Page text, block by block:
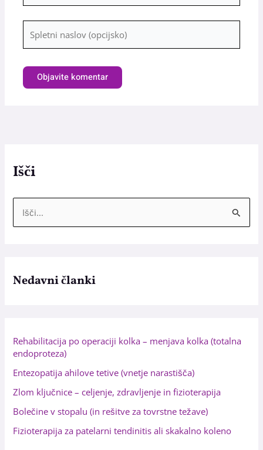
naslov
Išči
n
a
:
Nedavni članki
Rehabilitacija po operaciji kolka – menjava kolka (totalna
endoproteza)
Entezopatija ahilove tetive (vnetje narastišča)
Zlom ključnice – celjenje, zdravljenje in fizioterapija
Bolečine v stopalu (in rešitve za tovrstne težave)
Fizioterapija za patelarni tendinitis ali skakalno koleno